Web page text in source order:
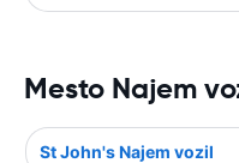
Mesto Najem
St John's Najem vozil